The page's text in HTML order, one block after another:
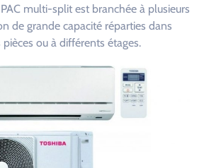
multi-split est branchée à plusieurs
de grande capacité réparties dans
ou à différents étages.